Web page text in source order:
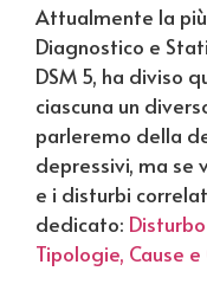
Attualmente la
Diagnostico e
DSM 5, ha diviso
ciascuna un
parleremo della
depressivi, ma se
e i disturbi
dedicato:
Tipologie, Cause e